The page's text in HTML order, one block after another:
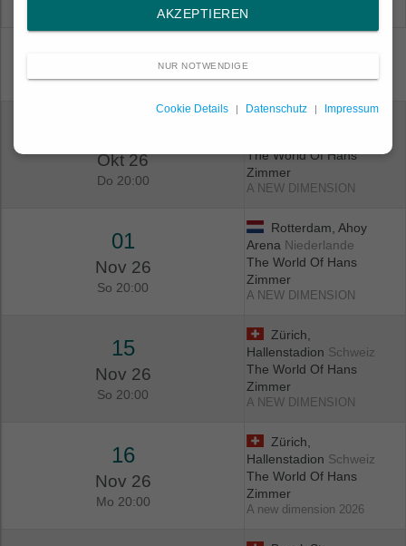
A NEW DIMENSION
Okt 26
Do 20:00
The World Of Hans
Zimmer
A NEW DIMENSION
01
Nov 26
So 20:00
Rotterdam, Ahoy
Arena Niederlande
The World Of Hans
Zimmer
A NEW DIMENSION
15
Nov 26
So 20:00
Zürich,
Hallenstadion Schweiz
The World Of Hans
Zimmer
A NEW DIMENSION
16
Nov 26
Mo 20:00
Zürich,
Hallenstadion Schweiz
The World Of Hans
Zimmer
A new dimension 2026
AKZEPTIEREN
NUR NOTWENDIGE
Cookie Details Datenschutz Impressum